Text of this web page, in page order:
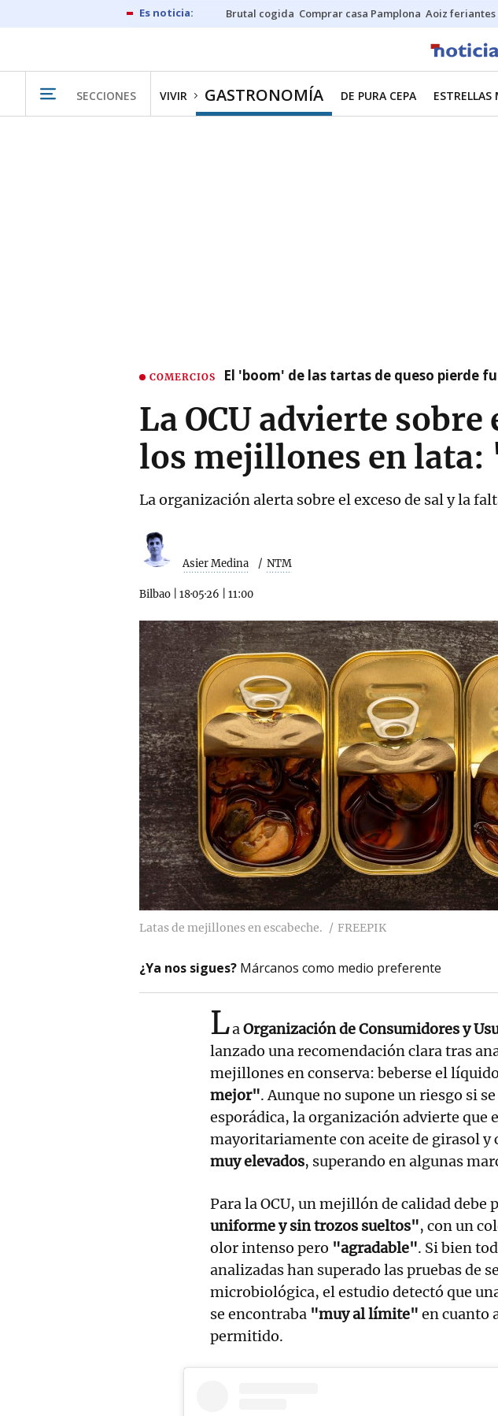
Brutal cogida Comprar casa Pamplona Aoiz feriantes
SECCIONES VIVIR GASTRONOMÍA DE PURA CEPA ESTRELLAS
COMERCIOS El 'boom' de las tartas de queso pierde
La OCU advierte
los mejillones en
La organización alerta sobre el exceso de sal y la
Asier Medina NTM
Bilbao 18·05·26 11:00
Latas de mejillones en escabeche. FREEPIK
¿Ya nos sigues? Márcanos como medio preferente
LaOrganización de Consumidores y
lanzado una recomendación clara tras
mejillones en conserva: beberse el
mejor". Aunque no supone un riesgo si
esporádica, la organización advierte que
mayoritariamente con aceite de girasol y
muy elevados, superando en algunas
Para la OCU, un mejillón de calidad debe
uniforme y sin trozos sueltos", con un
olor intenso pero "agradable". Si bien
analizadas han superado las pruebas de
microbiológica, el estudio detectó que
se encontraba "muy al límite" en cuanto
permitido.